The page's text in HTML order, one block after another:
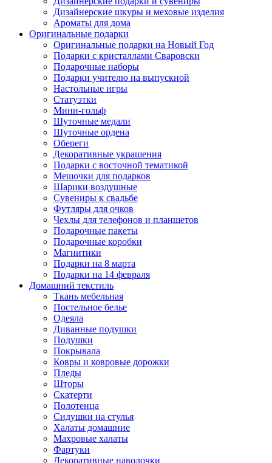
Дизайнерские шкуры и меховые изделия
Ароматы для дома
Оригинальные подарки
Оригинальные подарки на Новый Год
Подарки с кристаллами Сваровски
Подарочные наборы
Подарки учителю на выпускной
Настольные игры
Статуэтки
Мини-гольф
Шуточные медали
Шуточные ордена
Обереги
Декоративные украшения
Подарки с восточной тематикой
Мешочки для подарков
Шарики воздушные
Сувениры к свадьбе
Футляры для очков
Чехлы для телефонов и планшетов
Подарочные пакеты
Подарочные коробки
Магнитики
Подарки на 8 марта
Подарки на 14 февраля
Домашний текстиль
Ткань мебельная
Постельное белье
Одеяла
Диванные подушки
Подушки
Покрывала
Ковры и ковровые дорожки
Пледы
Шторы
Скатерти
Полотенца
Сидушки на стулья
Халаты домашние
Махровые халаты
Фартуки
Декоративные наволочки